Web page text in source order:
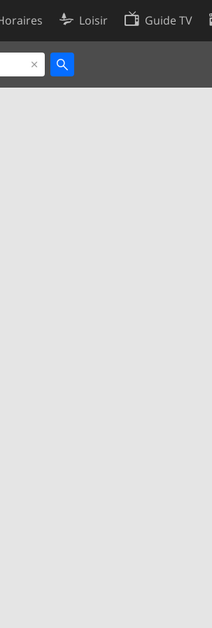
Loisir Guide TV
Politique en matière de cookies
Préférences de cookies